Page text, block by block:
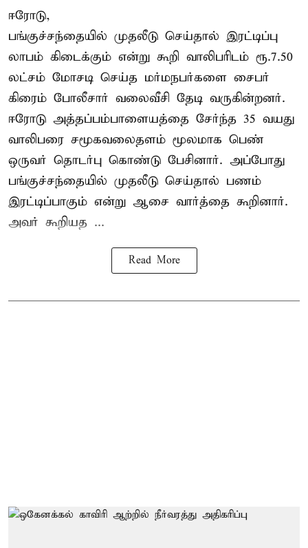
ஈரோடு,
பங்குச்சந்தையில் முதலீடு செய்தால் இரட்டிப்பு
லாபம் கிடைக்கும் என்று கூறி வாலிபரிடம் ரூ.7.50
லட்சம் மோசடி செய்த மர்மநபர்களை சைபர்
கிரைம் போலீசார் வலைவீசி தேடி வருகின்றனர்.
ஈரோடு அத்தப்பம்பாளையத்தை சேர்ந்த 35 வயது
வாலிபரை சமூகவலைதளம் மூலமாக பெண்
ஒருவர் தொடர்பு கொண்டு பேசினார். அப்போது
பங்குச்சந்தையில் முதலீடு செய்தால் பணம்
இரட்டிப்பாகும் என்று ஆசை வார்த்தை கூறினார்.
அவர் கூறியத ...
Read More